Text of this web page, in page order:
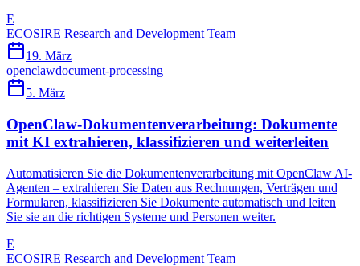
E
ECOSIRE Research and Development Team
19. März
openclawdocument-processing
5. März
OpenClaw-Dokumentenverarbeitung: Dokumente
mit KI extrahieren, klassifizieren und weiterleiten
Automatisieren Sie die Dokumentenverarbeitung mit OpenClaw AI-
Agenten – extrahieren Sie Daten aus Rechnungen, Verträgen und
Formularen, klassifizieren Sie Dokumente automatisch und leiten
Sie sie an die richtigen Systeme und Personen weiter.
E
ECOSIRE Research and Development Team